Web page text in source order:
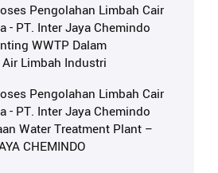
Pengolahan Limbah Cair
- PT. Inter Jaya Chemindo
WWTP Dalam
Limbah Industri
Pengolahan Limbah Cair
- PT. Inter Jaya Chemindo
Water Treatment Plant –
CHEMINDO